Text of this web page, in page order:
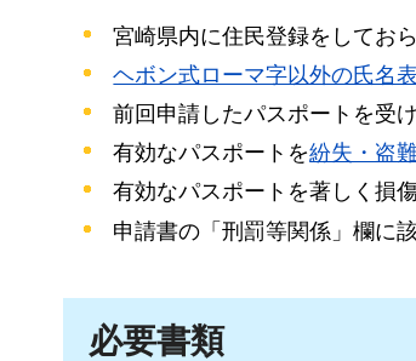
宮崎県内に住民登録をしておら
ヘボン式ローマ字以外の氏名
前回申請したパスポートを受
有効なパスポートを紛失・盗
有効なパスポートを著しく損
申請書の「刑罰等関係」欄に
必要書類